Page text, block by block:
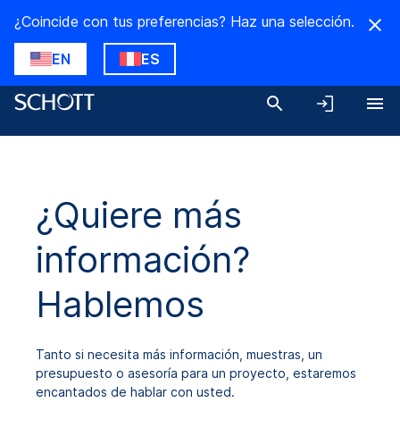
¿Coincide con tus preferencias? Haz una selección.
EN ES
¿Quiere más
información?
Hablemos
Tanto si necesita más información, muestras, un
presupuesto o asesoría para un proyecto, estaremos
encantados de hablar con usted.